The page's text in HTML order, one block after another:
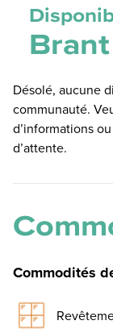
Désolé, aucune
communauté.
d’informations
d’attente.
Commodités